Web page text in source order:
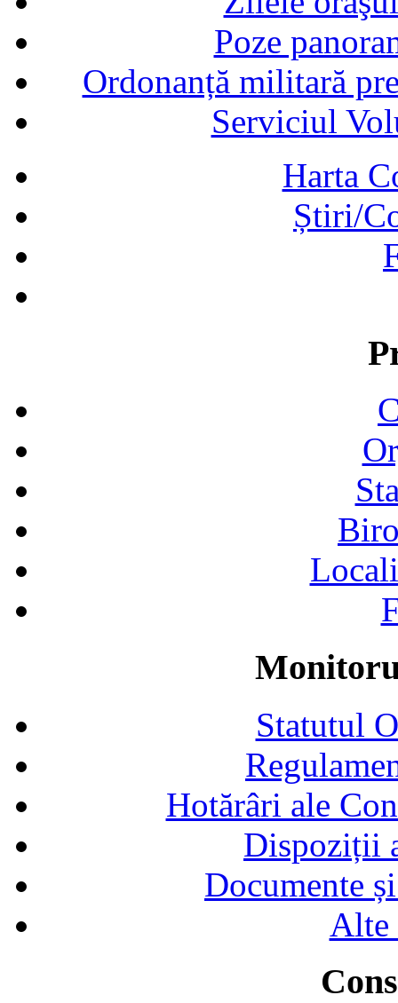
Poze
Ordonanță militară
Serviciul
Harta
Știri/
Statutul
Hotărâri ale
Dispoziții
Documente
Alte